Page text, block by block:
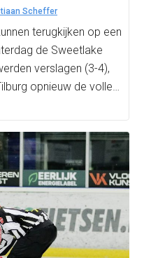
Scheffer
terugkijken op een
de Sweetlake
verslagen (3-4),
opnieuw de volle…